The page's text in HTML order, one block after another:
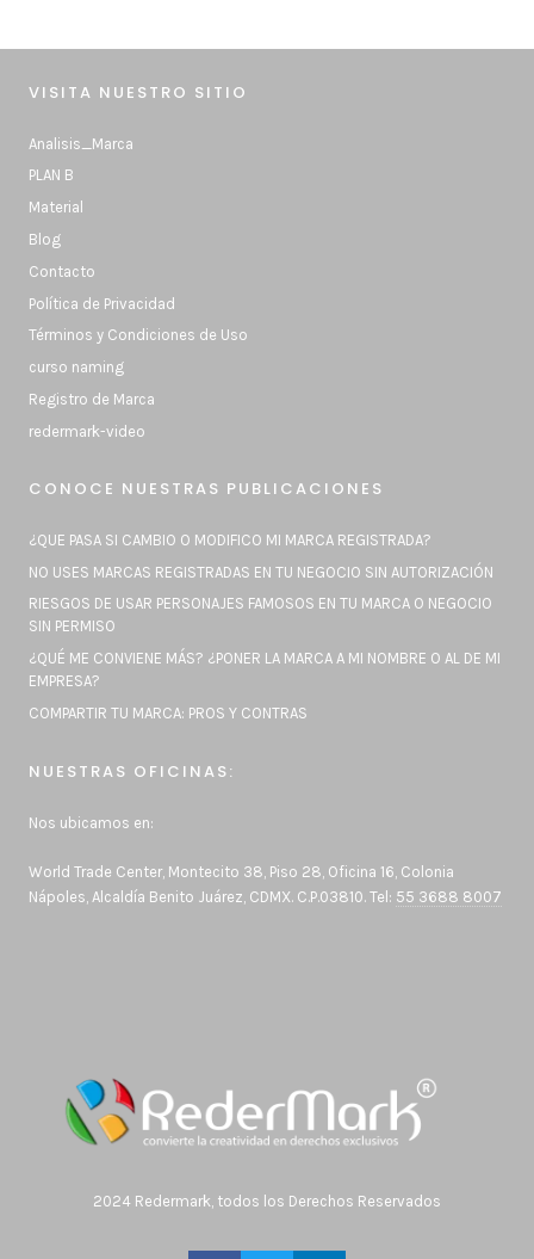
VISITA NUESTRO SITIO
Analisis_Marca
PLAN B
Material
Blog
Contacto
Política de Privacidad
Términos y Condiciones de Uso
curso naming
Registro de Marca
redermark-video
CONOCE NUESTRAS PUBLICACIONES
¿QUE PASA SI CAMBIO O MODIFICO MI MARCA REGISTRADA?
NO USES MARCAS REGISTRADAS EN TU NEGOCIO SIN AUTORIZACIÓN
RIESGOS DE USAR PERSONAJES FAMOSOS EN TU MARCA O NEGOCIO
SIN PERMISO
¿QUÉ ME CONVIENE MÁS? ¿PONER LA MARCA A MI NOMBRE O AL DE MI
EMPRESA?
COMPARTIR TU MARCA: PROS Y CONTRAS
NUESTRAS OFICINAS:
Nos ubicamos en:
World Trade Center, Montecito 38, Piso 28, Oficina 16, Colonia
Nápoles, Alcaldía Benito Juárez, CDMX. C.P.03810. Tel: 55 3688 8007
2024 Redermark, todos los Derechos Reservados